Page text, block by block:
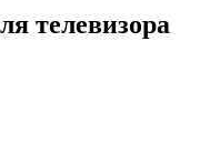
телевизора